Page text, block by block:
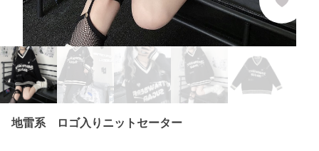
地雷系 ロゴ入りニットセーター